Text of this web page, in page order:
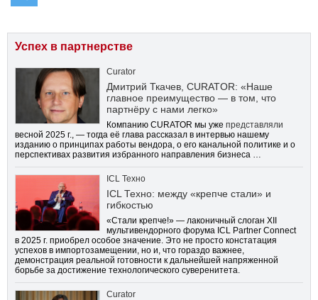
Успех в партнерстве
Curator
Дмитрий Ткачев, CURATOR: «Наше
главное преимущество — в том, что
партнёру с нами легко»
Компанию CURATOR мы уже представляли
весной 2025 г., — тогда её глава рассказал в интервью нашему
изданию о принципах работы вендора, о его канальной политике и о
перспективах развития избранного направления бизнеса …
ICL Техно
ICL Техно: между «крепче стали» и
гибкостью
«Стали крепче!» — лаконичный слоган XII
мультивендорного форума ICL Partner Connect
в 2025 г. приобрел особое значение. Это не просто констатация
успехов в импортозамещении, но и, что гораздо важнее,
демонстрация реальной готовности к дальнейшей напряженной
борьбе за достижение технологического суверенитета.
Curator